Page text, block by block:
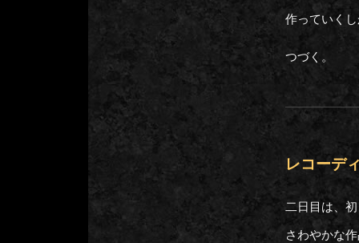
作っていく
つづく。
レコーデ
二日目は、
さわやかな